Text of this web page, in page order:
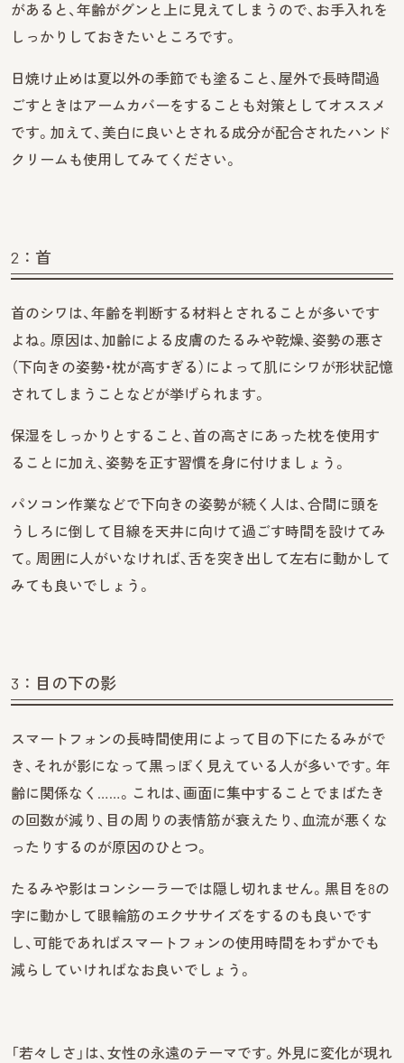
があると、年齢がグンと上に見えてしまうので、お手入れを
しっかりしておきたいところです。
日焼け止めは夏以外の季節でも塗ること、屋外で長時間過
ごすときはアームカバーをすることも対策としてオススメ
です。加えて、美白に良いとされる成分が配合されたハンド
クリームも使用してみてください。
2：首
首のシワは、年齢を判断する材料とされることが多いです
よね。原因は、加齢による皮膚のたるみや乾燥、姿勢の悪さ
（下向きの姿勢・枕が高すぎる）によって肌にシワが形状記憶
されてしまうことなどが挙げられます。
保湿をしっかりとすること、首の高さにあった枕を使用す
ることに加え、姿勢を正す習慣を身に付けましょう。
パソコン作業などで下向きの姿勢が続く人は、合間に頭を
うしろに倒して目線を天井に向けて過ごす時間を設けてみ
て。周囲に人がいなければ、舌を突き出して左右に動かして
みても良いでしょう。
3：目の下の影
スマートフォンの長時間使用によって目の下にたるみがで
き、それが影になって黒っぽく見えている人が多いです。年
齢に関係なく……。これは、画面に集中することでまばたき
の回数が減り、目の周りの表情筋が衰えたり、血流が悪くな
ったりするのが原因のひとつ。
たるみや影はコンシーラーでは隠し切れません。黒目を8の
字に動かして眼輪筋のエクササイズをするのも良いです
し、可能であればスマートフォンの使用時間をわずかでも
減らしていければなお良いでしょう。
「若々しさ」は、女性の永遠のテーマです。外見に変化が現れ